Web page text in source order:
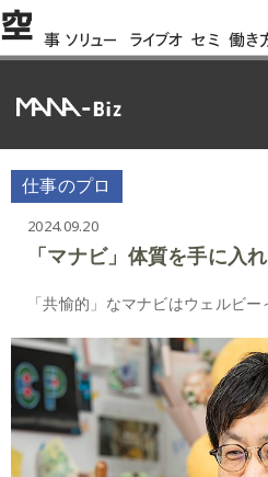
空 事
例
ソリュー
ション
ライブオ
フィス
セミ
ナー
働き
立ち
仕事のプロ
2024.09.20
「マナビ」体質を手に入
「共愉的」なマナビはウェルビ